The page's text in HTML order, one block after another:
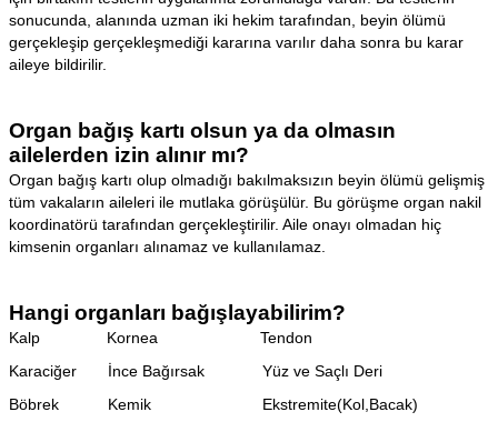
sonucunda, alanında uzman iki hekim tarafından, beyin ölümü
gerçekleşip gerçekleşmediği kararına varılır daha sonra bu karar
aileye bildirilir.
Organ bağış kartı olsun ya da olmasın
ailelerden izin alınır mı?
Organ bağış kartı olup olmadığı bakılmaksızın beyin ölümü gelişmiş
tüm vakaların aileleri ile mutlaka görüşülür. Bu görüşme organ nakil
koordinatörü tarafından gerçekleştirilir. Aile onayı olmadan hiç
kimsenin organları alınamaz ve kullanılamaz.
Hangi organları bağışlayabilirim?
Kalp Kornea Tendon
Karaciğer İnce Bağırsak Yüz ve Saçlı Deri
Böbrek Kemik Ekstremite(Kol,Bacak)